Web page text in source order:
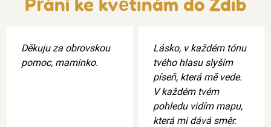
Děkuju za obrovskou
pomoc, maminko.
Lásko, v každém tónu
tvého hlasu slyším
píseň, která mě vede.
V každém tvém
pohledu vidím mapu,
která mi dává směr.